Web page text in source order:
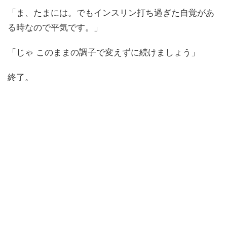
「ま、たまには。でもインスリン打ち過ぎた自覚があ
る時なので平気です。」
「じゃ このままの調子で変えずに続けましょう」
終了。